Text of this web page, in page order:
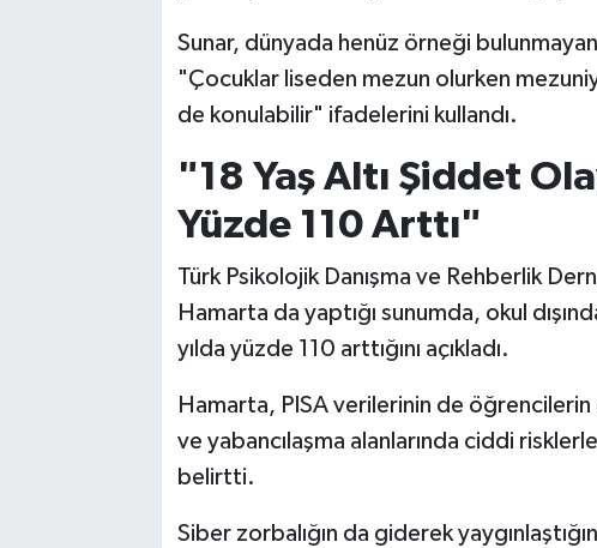
Sunar, dünyada henüz örneği
"Çocuklar liseden mezun olurken
de konulabilir" ifadelerini kullandı.
"18 Yaş Altı Şiddet
Yüzde 110 Arttı"
Türk Psikolojik Danışma ve Rehberlik
Hamarta da yaptığı sunumda, okul
yılda yüzde 110 arttığını açıkladı.
Hamarta, PISA verilerinin de öğrencilerin
ve yabancılaşma alanlarında ciddi
belirtti.
Siber zorbalığın da giderek